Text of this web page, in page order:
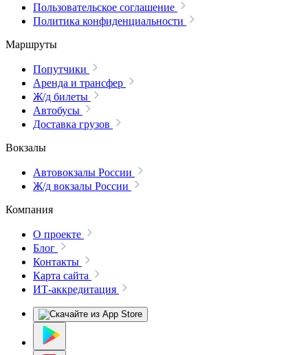
Пользовательское соглашение
Политика конфиденциальности
Маршруты
Попутчики
Аренда и трансфер
Ж/д билеты
Автобусы
Доставка грузов
Вокзалы
Автовокзалы России
Ж/д вокзалы России
Компания
О проекте
Блог
Контакты
Карта сайта
ИТ-аккредитация